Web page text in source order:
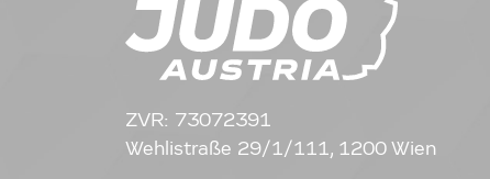
ZVR: 73072391
Wehlistraße 29/1/111, 1200 Wien